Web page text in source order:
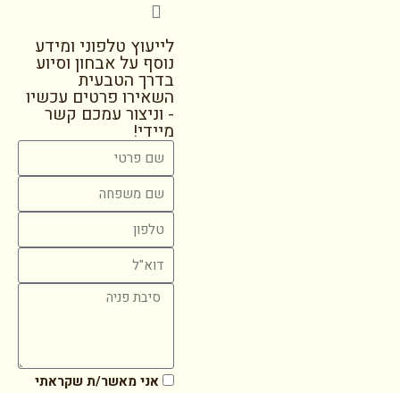
לייעוץ טלפוני ומידע
נוסף על אבחון וסיוע
בדרך הטבעית
השאירו פרטים עכשיו
- וניצור עמכם קשר
מיידי!
אני מאשר/ת שקראתי